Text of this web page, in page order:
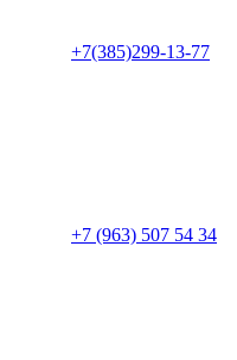
+7(385)299-13-77
+7 (963) 507 54 34